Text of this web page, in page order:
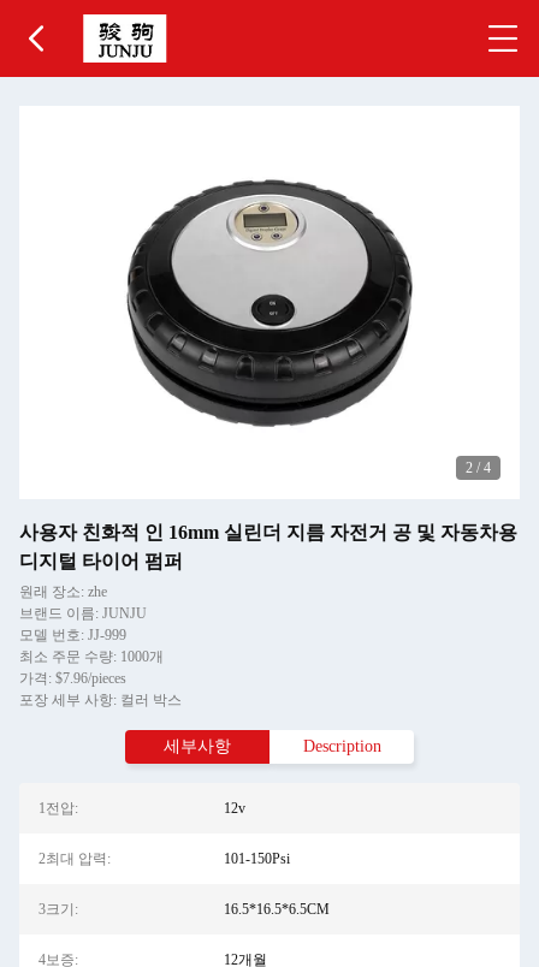
2 / 4
사용자 친화적 인 16mm 실린더 지름 자전거 공 및 자동차용
디지털 타이어 펌퍼
원래 장소: zhe
브랜드 이름: JUNJU
모델 번호: JJ-999
최소 주문 수량: 1000개
가격: $7.96/pieces
포장 세부 사항: 컬러 박스
세부사항 Description
1전압: 12v
2최대 압력: 101-150Psi
3크기: 16.5*16.5*6.5CM
4보증: 12개월